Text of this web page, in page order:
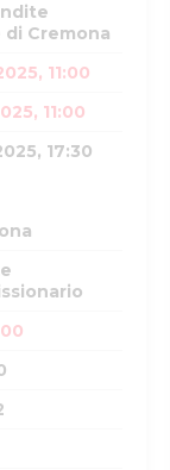
di Cremona
11:00
11:00
17:30